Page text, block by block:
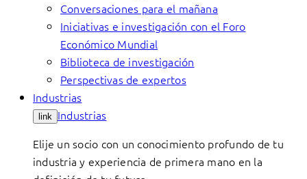
Conversaciones para el mañana
Iniciativas e investigación con el Foro
Económico Mundial
Biblioteca de investigación
Perspectivas de expertos
Industrias
link Industrias
Elije un socio con un conocimiento profundo de tu
industria y experiencia de primera mano en la